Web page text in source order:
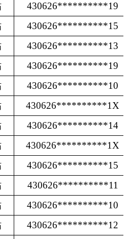
430626**********19
430626**********15
430626**********13
430626**********19
430626**********10
430626**********1X
430626**********14
430626**********1X
430626**********15
430626**********11
430626**********10
430626**********12